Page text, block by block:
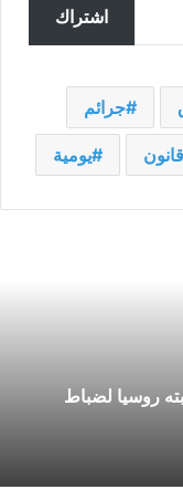
اشتراك
جرائم
يومية
روسيا لضباط